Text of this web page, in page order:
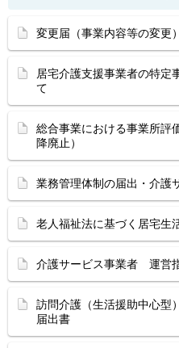
変更届（事業内容等の変更）
居宅介護支援事業者の特定
て
総合事業における事業所評
降廃止）
業務管理体制の届出・介護
老人福祉法に基づく居宅生
介護サービス事業者 運営
訪問介護（生活援助中心型
届出書